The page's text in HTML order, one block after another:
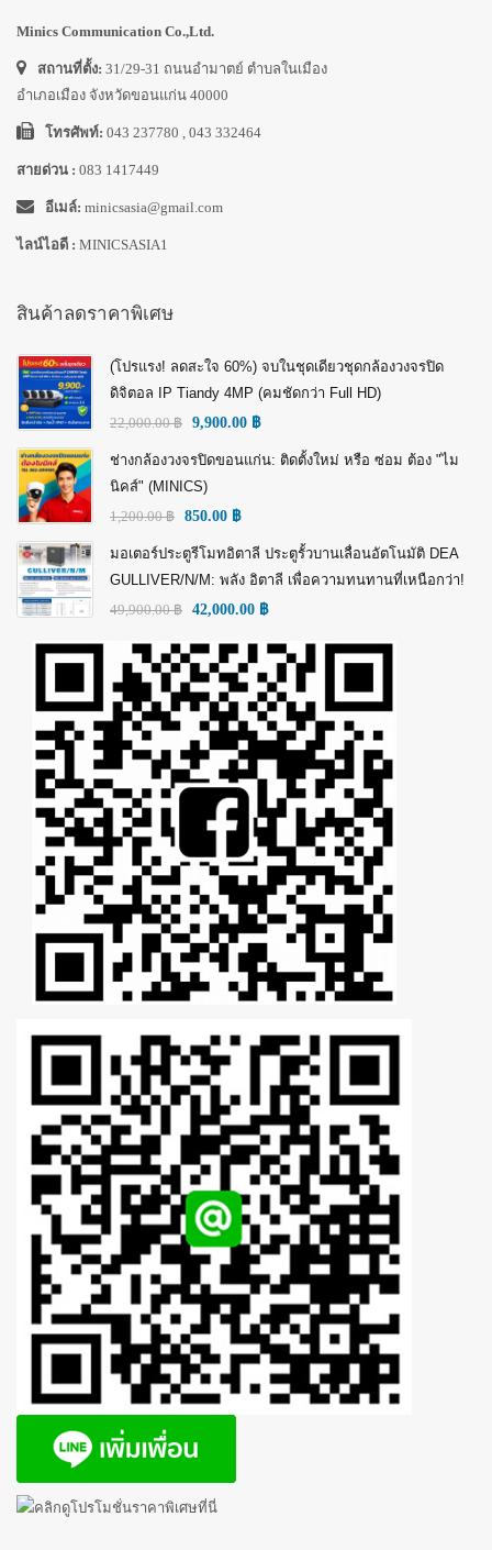
Minics Communication Co.,Ltd.
สถานที่ตั้ง: 31/29-31 ถนนอำมาตย์ ตำบลในเมือง
อำเภอเมือง จังหวัดขอนแก่น 40000
โทรศัพท์: 043 237780 , 043 332464
สายด่วน : 083 1417449
อีเมล์: minicsasia@gmail.com
ไลน์ไอดี : MINICSASIA1
สินค้าลดราคาพิเศษ
(โปรแรง! ลดสะใจ 60%) จบในชุดเดียวชุดกล้องวงจรปิด
ดิจิตอล IP Tiandy 4MP (คมชัดกว่า Full HD)
22,000.00฿ 9,900.00 ฿
ช่างกล้องวงจรปิดขอนแก่น: ติดตั้งใหม่ หรือ ซ่อม ต้อง "ไม
นิคส์" (MINICS)
1,200.00฿ 850.00 ฿
มอเตอร์ประตูรีโมทอิตาลี ประตูรั้วบานเลื่อนอัตโนมัติ DEA
GULLIVER/N/M: พลัง อิตาลี เพื่อความทนทานที่เหนือกว่า!
49,900.00฿ 42,000.00 ฿